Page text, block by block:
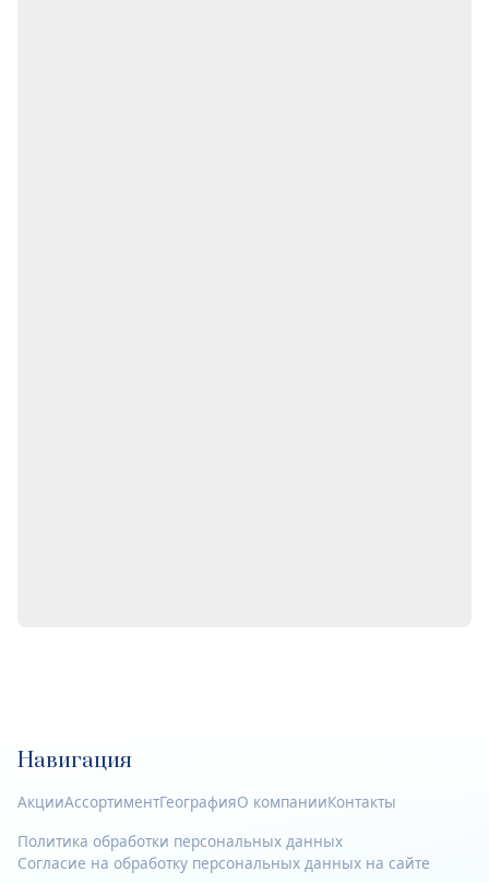
Навигация
АкцииАссортиментГеографияО компанииКонтакты
Политика обработки персональных данных
Согласие на обработку персональных данных на сайте